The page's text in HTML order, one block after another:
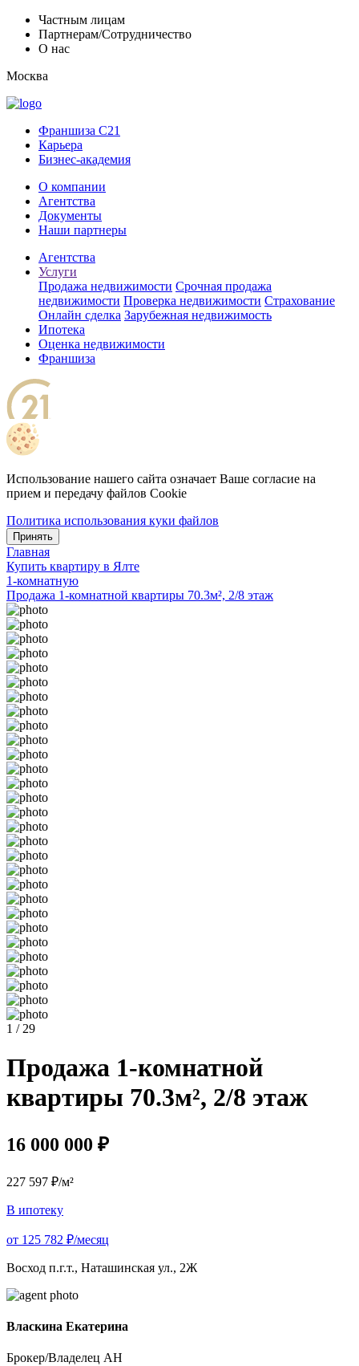
Частным лицам
Партнерам/Сотрудничество
О нас
Москва
Франшиза C21
Карьера
Бизнес-академия
О компании
Агентства
Документы
Наши партнеры
Агентства
Услуги
Продажа недвижимости Срочная продажа
недвижимости Проверка недвижимости Страхование
Онлайн сделка Зарубежная недвижимость
Ипотека
Оценка недвижимости
Франшиза
Использование нашего сайта означает Ваше согласие на
прием и передачу файлов Cookie
Политика использования куки файлов
Принять
Главная
Купить квартиру в Ялте
1-комнатную
Продажа 1-комнатной квартиры 70.3м², 2/8 этаж
1 / 29
Продажа 1-комнатной
квартиры 70.3м², 2/8 этаж
16 000 000 ₽
227 597 ₽/м²
В ипотеку
от 125 782 ₽/месяц
Восход п.г.т., Наташинская ул., 2Ж
Власкина Екатерина
Брокер/Владелец АН